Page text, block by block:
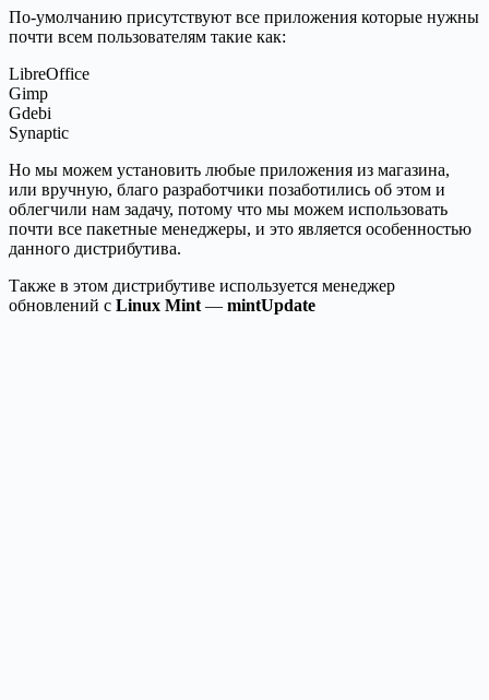
По-умолчанию присутствуют все приложения которые нужны
почти всем пользователям такие как:
LibreOffice
Gimp
Gdebi
Synaptic
Но мы можем установить любые приложения из магазина,
или вручную, благо разработчики позаботились об этом и
облегчили нам задачу, потому что мы можем использовать
почти все пакетные менеджеры, и это является особенностью
данного дистрибутива.
Также в этом дистрибутиве используется менеджер
обновлений с Linux Mint — mintUpdate